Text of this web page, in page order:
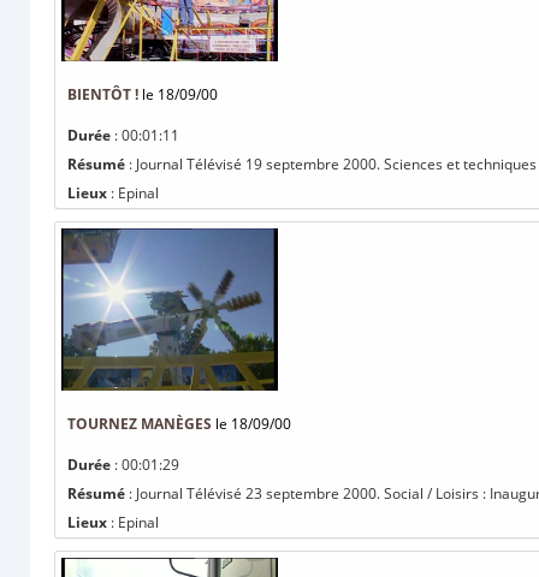
BIENTÔT ! le 18/09/00
Durée : 00:01:11
Résumé : Journal Télévisé 19 septembre 2000. Sciences et
Lieux : Epinal
TOURNEZ MANÈGES le 18/09/00
Durée : 00:01:29
Résumé : Journal Télévisé 23 septembre 2000. Social / Loisirs :
Lieux : Epinal